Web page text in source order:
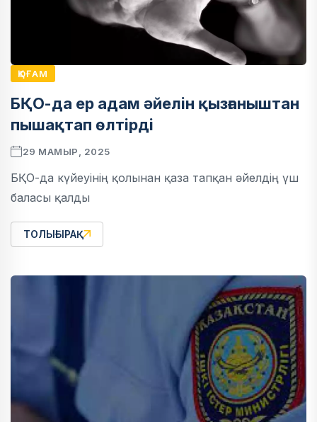
ҚОҒАМ
БҚО-да ер адам әйелін қызғаныштан
пышақтап өлтірді
29 МАМЫР, 2025
БҚО-да күйеуінің қолынан қаза тапқан әйелдің үш
баласы қалды
ТОЛЫҒЫРАҚ